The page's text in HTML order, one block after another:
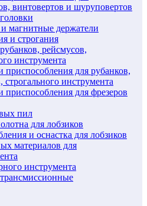
винтовертов и шуруповертов
магнитные держатели
и строгания
рейсмусов,
инструмента
приспособления для рубанков,
строгального инструмента
приспособления для фрезеров
пил
для лобзиков
и оснастка для лобзиков
материалов для
инструмента